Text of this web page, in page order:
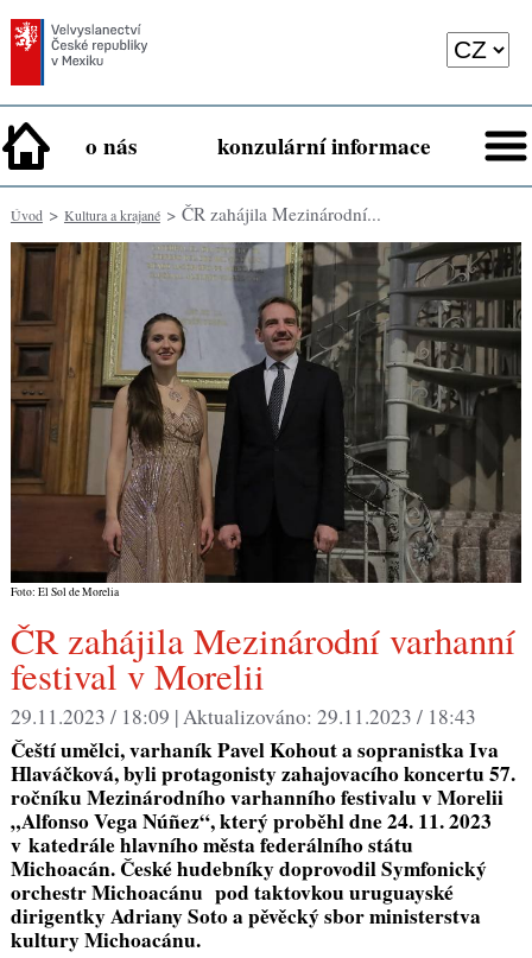
o nás konzulární informace
Úvod> Kultura a krajané> ČR zahájila Mezinárodní...
Foto: El Sol de Morelia
ČR zahájila Mezinárodní varhanní
festival v Morelii
29.11.2023 / 18:09 |Aktualizováno: 29.11.2023 / 18:43
Čeští umělci, varhaník Pavel Kohout a sopranistka Iva
Hlaváčková, byli protagonisty zahajovacího koncertu 57.
ročníku Mezinárodního varhanního festivalu v Morelii
„Alfonso Vega Núñez“, který proběhl dne 24. 11. 2023
v katedrále hlavního města federálního státu
Michoacán. České hudebníky doprovodil Symfonický
orchestr Michoacánu pod taktovkou uruguayské
dirigentky Adriany Soto a pěvěcký sbor ministerstva
kultury Michoacánu.